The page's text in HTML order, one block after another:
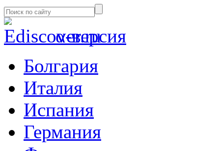
α-версия
Болгария
Италия
Испания
Германия